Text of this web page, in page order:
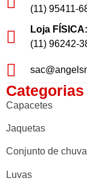
(11) 95411-
Loja FÍSICA:
(11) 96242-
Categorias
Capacetes
Jaquetas
Conjunto de chuva
Luvas